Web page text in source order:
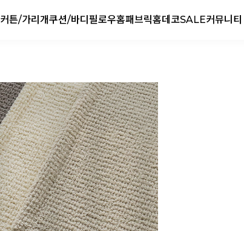
커튼/가리개쿠션/바디필로우홈패브릭홈데코SALE커뮤니티